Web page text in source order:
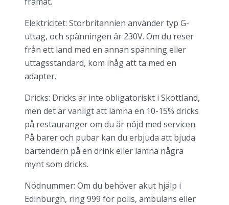
Elektricitet: Storbritannien använder typ G-
uttag, och spänningen är 230V. Om du reser
från ett land med en annan spänning eller
uttagsstandard, kom ihåg att ta med en
adapter.
Dricks: Dricks är inte obligatoriskt i Skottland,
men det är vanligt att lämna en 10-15% dricks
på restauranger om du är nöjd med servicen.
På barer och pubar kan du erbjuda att bjuda
bartendern på en drink eller lämna några
mynt som dricks.
Nödnummer: Om du behöver akut hjälp i
Edinburgh, ring 999 för polis, ambulans eller